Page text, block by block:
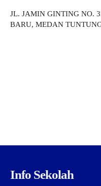
JL. JAMIN GINTING NO.
BARU, MEDAN
Info Sekolah